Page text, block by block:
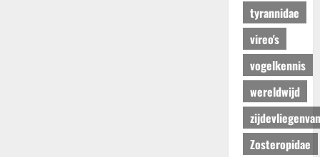
tyrannidae
vireo's
vogelkennis
wereldwijd
Zosteropidae